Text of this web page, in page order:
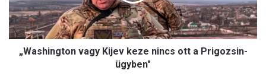
n
g
t
„Washington vagy Kijev keze nincs ott a Prigozsin-
ügyben"